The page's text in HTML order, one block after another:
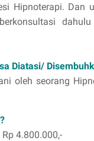
Hipnoterapi. Dan
Diatasi/
oleh seorang
4.800.000,-